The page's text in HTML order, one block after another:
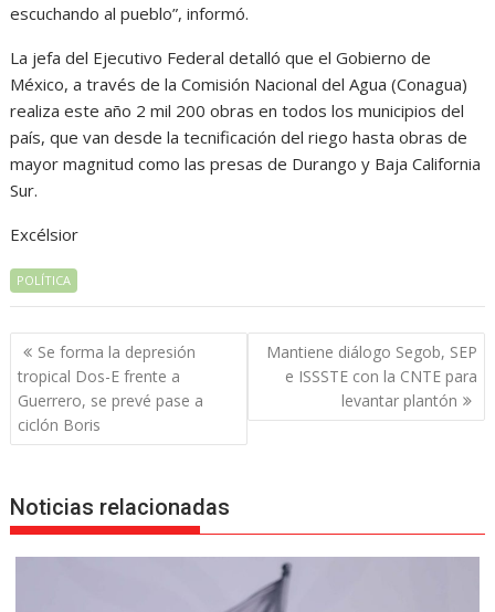
escuchando al pueblo”, informó.
La jefa del Ejecutivo Federal detalló que el Gobierno de
México, a través de la Comisión Nacional del Agua (Conagua)
realiza este año 2 mil 200 obras en todos los municipios del
país, que van desde la tecnificación del riego hasta obras de
mayor magnitud como las presas de Durango y Baja California
Sur.
Excélsior
POLÍTICA
Navegación
de
entradas
Se forma la depresión
tropical Dos-E frente a
Guerrero, se prevé pase a
ciclón Boris
Mantiene diálogo Segob, SEP
e ISSSTE con la CNTE para
levantar plantón
Noticias relacionadas